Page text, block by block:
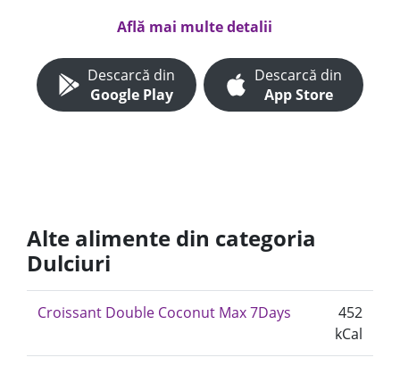
Află mai multe detalii
Descarcă din
Google Play
Descarcă din
App Store
Alte alimente din categoria
Dulciuri
Croissant Double Coconut Max 7Days
452
kCal